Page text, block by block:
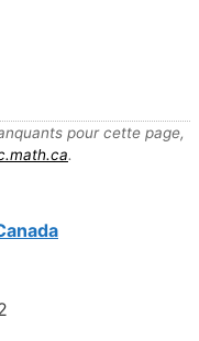
pour cette page,
.